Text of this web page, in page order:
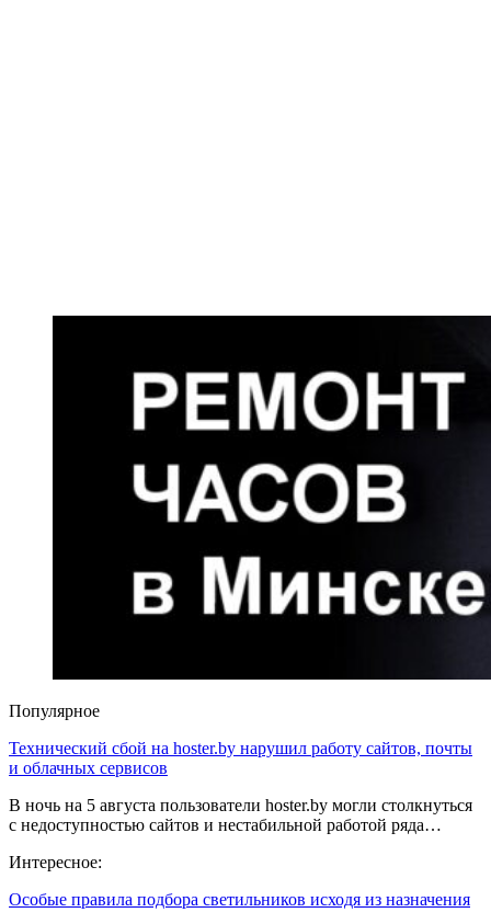
Популярное
Технический сбой на hoster.by нарушил работу сайтов, почты
и облачных сервисов
В ночь на 5 августа пользователи hoster.by могли столкнуться
с недоступностью сайтов и нестабильной работой ряда…
Интересное:
Особые правила подбора светильников исходя из назначения